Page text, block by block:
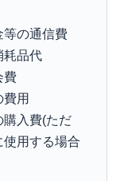
等の通信費
耗品代
費
用
購入費(ただ
使用する場合